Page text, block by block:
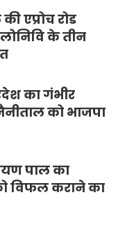
एप्रोच रोड
लोनिवि के तीन
का गंभीर
को भाजपा
पाल का
विफल कराने का